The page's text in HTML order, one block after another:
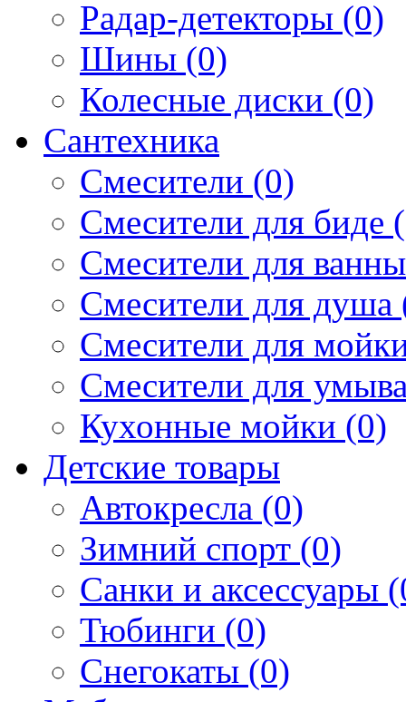
Радар-детекторы (0)
Шины (0)
Колесные диски (0)
Сантехника
Смесители (0)
Смесители для биде
Смесители для
Смесители для душа
Смесители для
Смесители для
Кухонные мойки (0)
Детские товары
Автокресла (0)
Зимний спорт (0)
Санки и аксессуары
Тюбинги (0)
Снегокаты (0)